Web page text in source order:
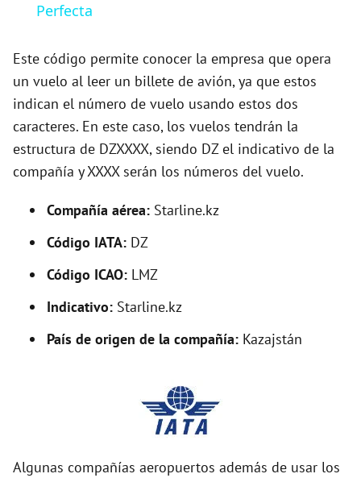
V
i
d
Perfecta
Este código permite conocer la empresa que opera
un vuelo al leer un billete de avión, ya que estos
indican el número de vuelo usando estos dos
caracteres. En este caso, los vuelos tendrán la
estructura de DZXXXX, siendo DZ el indicativo de la
compañía y XXXX serán los números del vuelo.
Compañía aérea: Starline.kz
Código IATA: DZ
Código ICAO: LMZ
Indicativo: Starline.kz
País de origen de la compañía: Kazajstán
Algunas compañías aeropuertos además de usar los